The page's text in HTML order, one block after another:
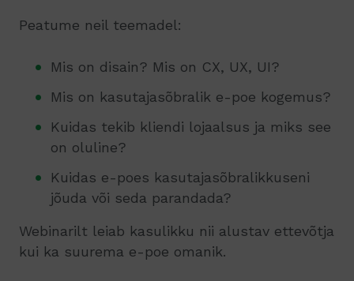
Peatume neil teemadel:
Mis on disain? Mis on CX, UX, UI?
Mis on kasutajasõbralik e-poe kogemus?
Kuidas tekib kliendi lojaalsus ja miks see
on oluline?
Kuidas e-poes kasutajasõbralikkuseni
jõuda või seda parandada?
Webinarilt leiab kasulikku nii alustav ettevõtja
kui ka suurema e-poe omanik.